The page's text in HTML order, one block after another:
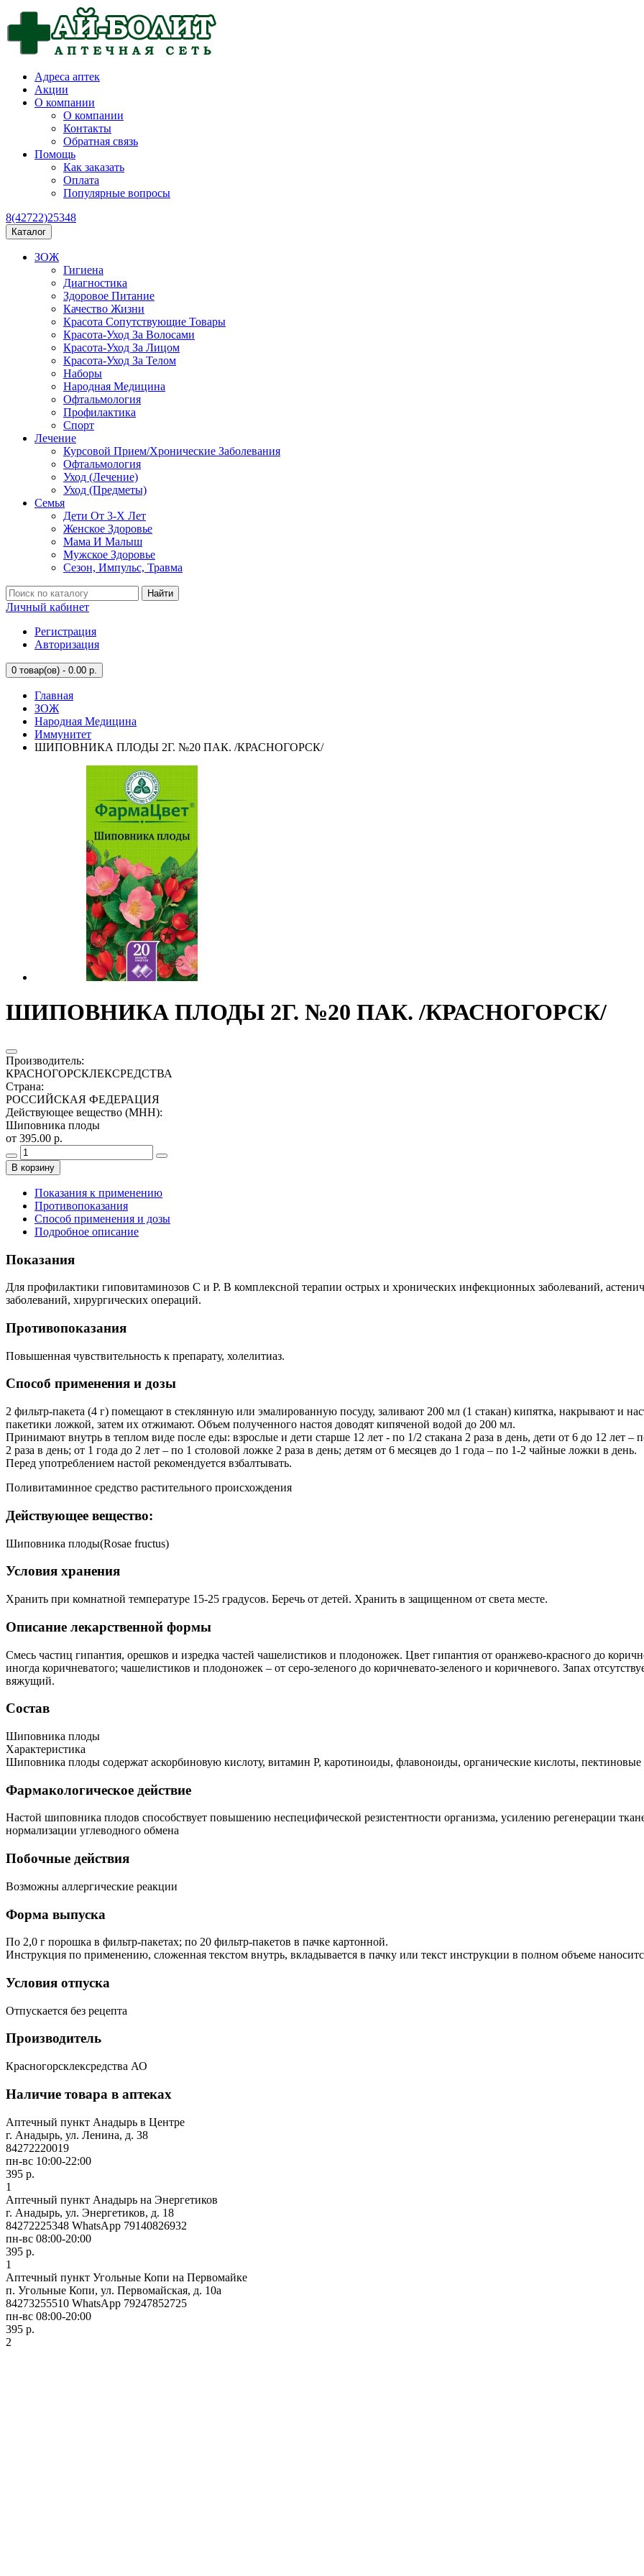
Адреса аптек
Акции
О компании
О компании
Контакты
Обратная связь
Помощь
Как заказать
Оплата
Популярные вопросы
8(42722)25348
Каталог
ЗОЖ
Гигиена
Диагностика
Здоровое Питание
Качество Жизни
Красота Сопутствующие Товары
Красота-Уход За Волосами
Красота-Уход За Лицом
Красота-Уход За Телом
Наборы
Народная Медицина
Офтальмология
Профилактика
Спорт
Лечение
Курсовой Прием/Хронические Заболевания
Офтальмология
Уход (Лечение)
Уход (Предметы)
Семья
Дети От 3-Х Лет
Женское Здоровье
Мама И Малыш
Мужское Здоровье
Сезон, Импульс, Травма
Найти
Личный кабинет
Регистрация
Авторизация
0 товар(ов) - 0.00 р.
Главная
ЗОЖ
Народная Медицина
Иммунитет
ШИПОВНИКА ПЛОДЫ 2Г. №20 ПАК. /КРАСНОГОРСК/
ШИПОВНИКА ПЛОДЫ 2Г. №20 ПАК. /КРАСНОГОРСК/
Производитель:
КРАСНОГОРСКЛЕКСРЕДСТВА
Страна:
РОССИЙСКАЯ ФЕДЕРАЦИЯ
Действующее вещество (МНН):
Шиповника плоды
от 395.00 р.
В корзину
Показания к применению
Противопоказания
Способ применения и дозы
Подробное описание
Показания
Для профилактики гиповитаминозов С и Р. В комплексной терапии острых и хронических инфекционных заболеваний,
заболеваний, хирургических операций.
Противопоказания
Повышенная чувствительность к препарату, холелитиаз.
Способ применения и дозы
2 фильтр-пакета (4 г) помещают в стеклянную или эмалированную посуду, заливают 200 мл (1 стакан) кипятка, накрывают и
пакетики ложкой, затем их отжимают. Объем полученного настоя доводят кипяченой водой до 200 мл.
Принимают внутрь в теплом виде после еды: взрослые и дети старше 12 лет - по 1/2 стакана 2 раза в день, дети от 6 до 12 лет –
2 раза в день; от 1 года до 2 лет – по 1 столовой ложке 2 раза в день; детям от 6 месяцев до 1 года – по 1-2 чайные ложки в день.
Перед употреблением настой рекомендуется взбалтывать.
Поливитаминное средство растительного происхождения
Действующее вещество:
Шиповника плоды(Rosae fructus)
Условия хранения
Хранить при комнатной температуре 15-25 градусов. Беречь от детей. Хранить в защищенном от света месте.
Описание лекарственной формы
Смесь частиц гипантия, орешков и изредка частей чашелистиков и плодоножек. Цвет гипантия от оранжево-красного до
иногда коричневатого; чашелистиков и плодоножек – от серо-зеленого до коричневато-зеленого и коричневого. Запах
вяжущий.
Состав
Шиповника плоды
Характеристика
Шиповника плоды содержат аскорбиновую кислоту, витамин Р, каротиноиды, флавоноиды, органические кислоты, пектиновые
Фармакологическое действие
Настой шиповника плодов способствует повышению неспецифической резистентности организма, усилению регенерации
нормализации углеводного обмена
Побочные действия
Возможны аллергические реакции
Форма выпуска
По 2,0 г порошка в фильтр-пакетах; по 20 фильтр-пакетов в пачке картонной.
Инструкция по применению, сложенная текстом внутрь, вкладывается в пачку или текст инструкции в полном объеме
Условия отпуска
Отпускается без рецепта
Производитель
Красногорсклексредства АО
Наличие товара в аптеках
Аптечный пункт Анадырь в Центре
г. Анадырь, ул. Ленина, д. 38
84272220019
пн-вс 10:00-22:00
395 р.
1
Аптечный пункт Анадырь на Энергетиков
г. Анадырь, ул. Энергетиков, д. 18
84272225348 WhatsApp 79140826932
пн-вс 08:00-20:00
395 р.
1
Аптечный пункт Угольные Копи на Первомайке
п. Угольные Копи, ул. Первомайская, д. 10а
84273255510 WhatsApp 79247852725
пн-вс 08:00-20:00
395 р.
2